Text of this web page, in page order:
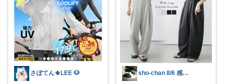
さぼてん🌵LEE 🐶 sho-chan 8/6 感謝🩷